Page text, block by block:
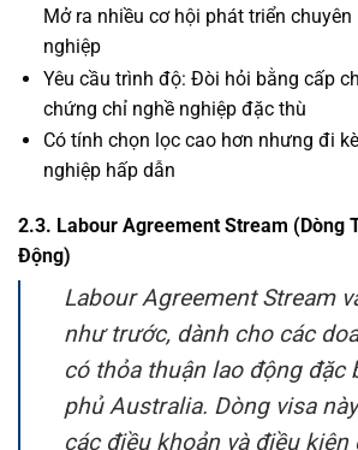
Mở ra nhiều cơ hội phát triển
nghiệp
Yêu cầu trình độ: Đòi hỏi bằng cấp
chứng chỉ nghề nghiệp đặc thù
Có tính chọn lọc cao hơn nhưng đi
nghiệp hấp dẫn
2.3. Labour Agreement Stream (Dòng
Động)
Labour Agreement Stream
như trước, dành cho các
có thỏa thuận lao động đặc
phủ Australia. Dòng visa
các điều khoản và điều